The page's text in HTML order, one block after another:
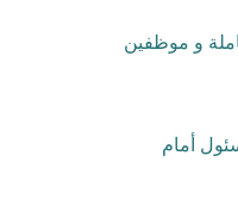
و موظفين
أمام